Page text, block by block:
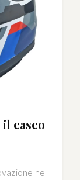
casco
nel